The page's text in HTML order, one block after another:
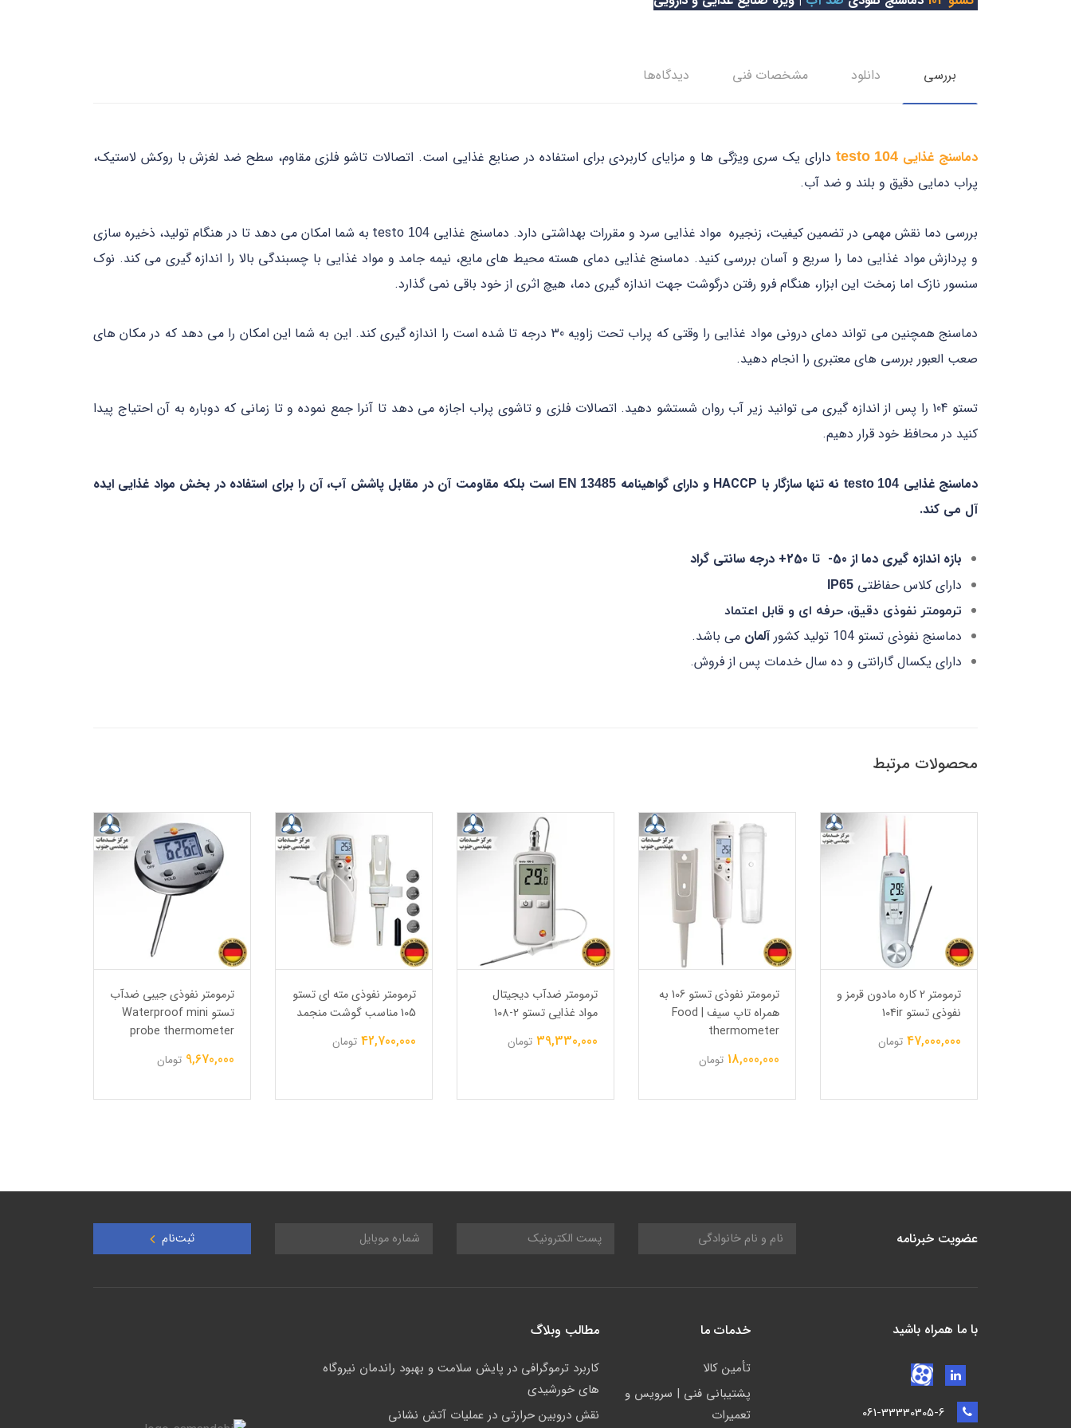
بررسی دانلود مشخصات فني دیدگاه‌ها
دماسنج غذایی testo 104 دارای یک سری ویژگی ها و مزایای کاربردی برای استفاده در صنایع غذایی است. اتصالات تاشو فلزی مقاوم، سطح ضد لغزش با روکش لاستیک،
پراب دمایی دقیق و بلند و ضد آب.
بررسی دما نقش مهمی در تضمین کیفیت، زنجیره مواد غذایی سرد و مقررات بهداشتی دارد. دماسنج غذایی testo 104
به شما امکان می دهد تا در هنگام تولید، ذخیره سازی
و پردازش مواد غذایی دما را سریع و آسان بررسی کنید. دماسنج غذایی دمای هسته محیط های مایع، نیمه جامد و مواد غذایی با چسبندگی بالا را اندازه گیری می کند. نوک
سنسور نازک اما زمخت این ابزار، هنگام فرو رفتن درگوشت جهت اندازه گیری دما، هیچ اثری از خود باقی نمی گذارد.
دماسنج همچنین می تواند دمای درونی مواد غذایی را وقتی که پراب تحت زاویه 30 درجه تا شده است را اندازه گیری کند. این به شما این امکان را می دهد که در مکان های
صعب العبور بررسی های معتبری را انجام دهید.
تستو 104 را پس از اندازه گیری می توانید زیر آب روان شستشو دهید. اتصالات فلزی و تاشوی پراب اجازه می دهد تا آنرا جمع نموده و تا زمانی که دوباره به آن احتیاج پیدا
کنید در محافظ خود قرار دهیم.
دماسنج غذایی testo 104 نه تنها سازگار با HACCP و دارای گواهینامه EN 13485 است بلکه مقاومت آن در مقابل پاشش آب، آن را برای استفاده در بخش مواد غذایی ایده
آل می کند.
بازه اندازه گیری دما از 50- تا 250+ درجه سانتی گراد
دارای کلاس حفاظتی IP65
ترمومتر نفوذی دقیق، حرفه ای و قابل اعتماد
دماسنج نفوذی تستو 104 تولید کشور آلمان می باشد.
دارای یکسال گارانتی و ده سال خدمات پس از فروش.
محصولات مرتبط
ترمومتر 2 کاره مادون قرمز و
نفوذی تستو 104ir
47,000,000 تومان
ترمومتر نفوذی تستو 106 به
همراه تاپ سیف | Food
thermometer
18,000,000 تومان
ترمومتر ضدآب دیجیتال
مواد غذایی تستو 2-108
39,330,000 تومان
ترمومتر نفوذی مته ای تستو
105 مناسب گوشت منجمد
42,700,000 تومان
ترمومتر نفوذی جیبی ضدآب
تستو Waterproof mini
probe thermometer
9,670,000 تومان
عضویت خبرنامه ثبت‌نام
با ما همراه باشید خدمات ما
تأمين كالا
پشتيباني فني | سرويس و
تعمیرات
مطالب وبلاگ
کاربرد ترموگرافی در پایش سلامت و بهبود راندمان نیروگاه
های خورشیدی
نقش دروبین حرارتی در عملیات آتش نشانی